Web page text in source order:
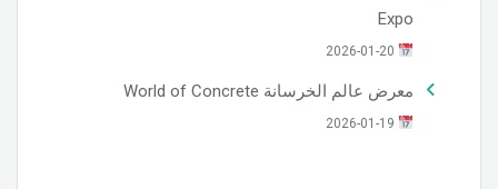
Expo
معرض عالم الخرسانة World of Concrete